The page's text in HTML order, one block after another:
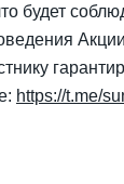
будет
https://t.me/